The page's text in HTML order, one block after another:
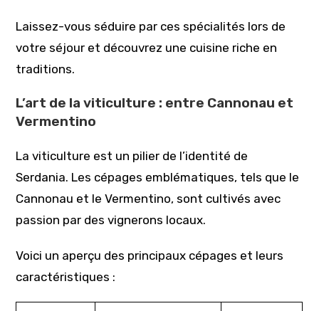
Laissez-vous séduire par ces spécialités lors de
votre séjour et découvrez une cuisine riche en
traditions.
L’art de la viticulture : entre Cannonau et
Vermentino
La viticulture est un pilier de l’identité de
Serdania. Les cépages emblématiques, tels que le
Cannonau et le Vermentino, sont cultivés avec
passion par des vignerons locaux.
Voici un aperçu des principaux cépages et leurs
caractéristiques :